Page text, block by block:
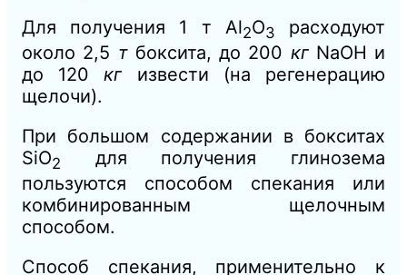
Для получения 1 т Аl2O3
расходуют
около 2,5 т боксита, до 200 кг NaOH и
до 120кг извести (на регенерацию
щелочи).
При большом содержании в бокситах
SiO2
для получения глинозема
пользуются способом спекания или
комбинированным щелочным
способом.
Способ спекания, применительно к